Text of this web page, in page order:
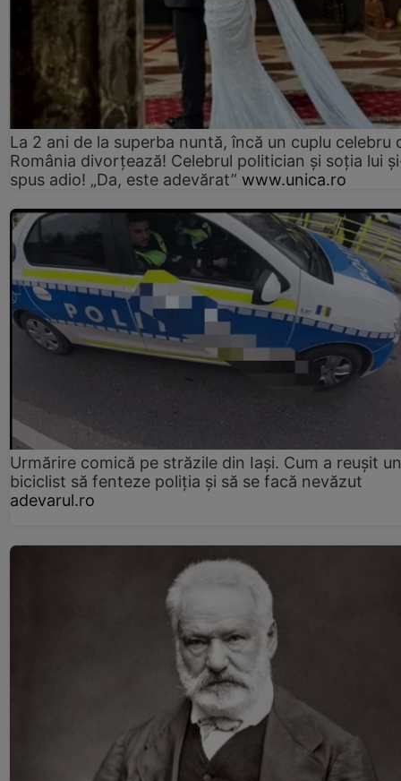
La 2 ani de la superba nuntă, încă un cuplu celebru
România divorțează! Celebrul politician și soția lui
spus adio! „Da, este adevărat” www.unica.ro
Urmărire comică pe străzile din Iași. Cum a reușit un
biciclist să fenteze poliția și să se facă nevăzut
adevarul.ro